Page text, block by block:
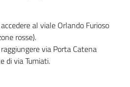
al viale Orlando Furioso
rosse).
via Porta Catena
di via Tumiati.